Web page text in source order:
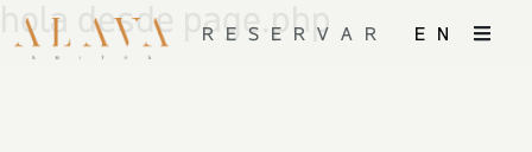
RESERVAR EN
hola desde page.php